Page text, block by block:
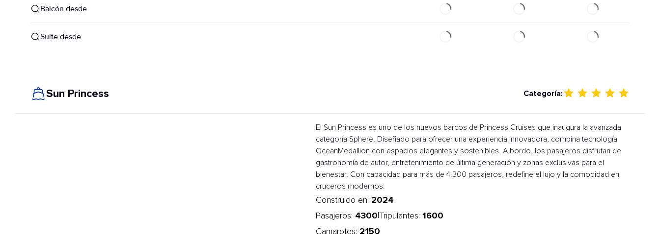
Balcón desde
Suite desde
Sun Princess Categoría:
El Sun Princess es uno de los nuevos barcos de Princess Cruises que inaugura la avanzada
categoría Sphere. Diseñado para ofrecer una experiencia innovadora, combina tecnología
OceanMedallion con espacios elegantes y sostenibles. A bordo, los pasajeros disfrutan de
gastronomía de autor, entretenimiento de última generación y zonas exclusivas para el
bienestar. Con capacidad para más de 4.300 pasajeros, redefine el lujo y la comodidad en
cruceros modernos.
Construido en: 2024
Pasajeros: 4300 Tripulantes: 1600
Camarotes: 2150